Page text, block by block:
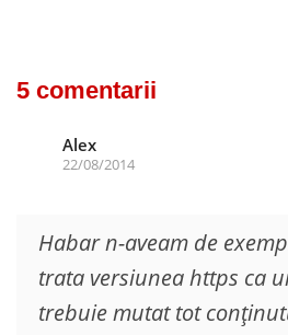
5 comentarii
Alex
22/08/2014
Habar n-aveam de
trata versiunea https ca
trebuie mutat tot